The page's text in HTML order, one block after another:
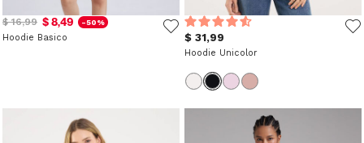
$ 16,99 $ 8,49 -50%
Hoodie Basico $ 31,99
Hoodie Unicolor